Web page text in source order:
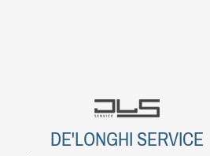
DE'LONGHI SERVICE